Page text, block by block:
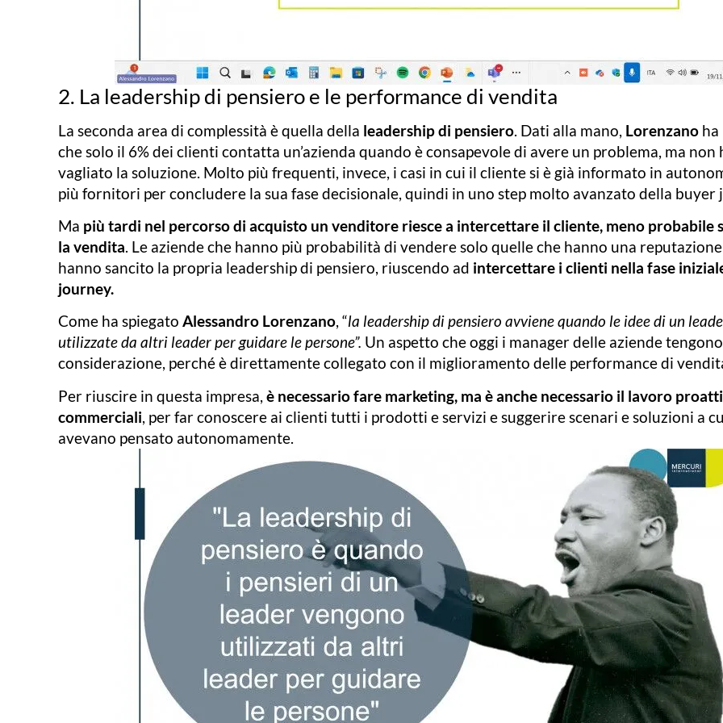
2. La leadership di pensiero e le performance di vendita
La seconda area di complessità è quella della leadership di pensiero . Dati alla mano, Lorenzano
che solo il 6% dei clienti contatta un’azienda quando è consapevole di avere un problema, ma non
vagliato la soluzione. Molto più frequenti, invece, i casi in cui il cliente si è già informato in
più fornitori per concludere la sua fase decisionale, quindi in uno step molto avanzato della buyer
Ma più tardi nel percorso di acquisto un venditore riesce a intercettare il cliente, meno probabile
la vendita. Le aziende che hanno più probabilità di vendere solo quelle che hanno una
hanno sancito la propria leadership di pensiero, riuscendo ad intercettare i clienti nella fase
journey.
Come ha spiegato Alessandro Lorenzano, “la leadership di pensiero avviene quando le idee di un
utilizzate da altri leader per guidare le persone”. Un aspetto che oggi i manager delle aziende
considerazione, perché è direttamente collegato con il miglioramento delle performance di
Per riuscire in questa impresa, è necessario fare marketing, ma è anche necessario il lavoro
commerciali, per far conoscere ai clienti tutti i prodotti e servizi e suggerire scenari e soluzioni a
avevano pensato autonomamente.